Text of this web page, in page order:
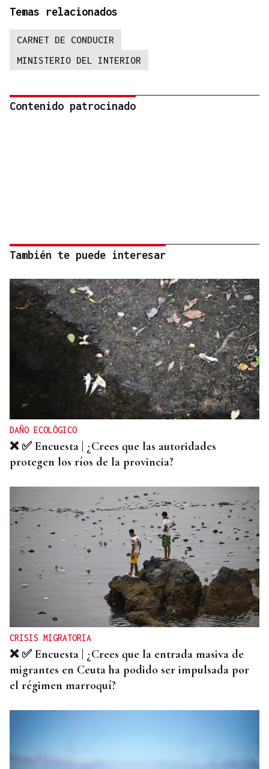
Temas relacionados
CARNET DE CONDUCIR
MINISTERIO DEL INTERIOR
Contenido patrocinado
También te puede interesar
DAÑO ECOLÓGICO
❌ ✅ Encuesta | ¿Crees que las autoridades
protegen los ríos de la provincia?
CRISIS MIGRATORIA
❌ ✅ Encuesta | ¿Crees que la entrada masiva de
migrantes en Ceuta ha podido ser impulsada por
el régimen marroquí?